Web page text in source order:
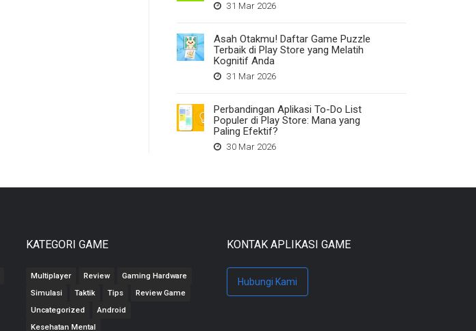
31 Mar 2026
Asah Otakmu! Daftar Game Puzzle
Terbaik di Play Store yang Melatih
Kognitif Anda
31 Mar 2026
Perbandingan Aplikasi To-Do List
Populer di Play Store: Mana yang
Paling Efektif?
30 Mar 2026
KATEGORI GAME
Multiplayer Review
Gaming Hardware
Simulasi
Taktik Tips
Review Game
Uncategorized
Android
Kesehatan Mental
KONTAK APLIKASI GAME
Hubungi Kami